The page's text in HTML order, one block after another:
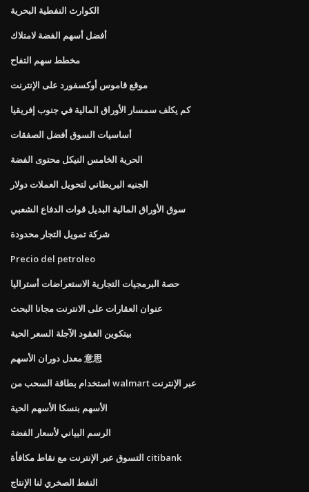
الكوارث النفطية البحرية
أفضل أسهم الفضة لامتلاك
مخطط سهم التفاح
موقع قاموس أوكسفورد على الإنترنت
كم يكلف سمسار الأوراق المالية في جنوب إفريقيا
أساسيات السوق أفضل الصفقات
الحرية الخامس النيكل محتوى الفضة
الجنيه البريطاني لتحويل العملات دولار
سوق الأوراق المالية البديل قوات الدفاع الشعبي
شركة تمويل التجار محدودة
Precio del petroleo
حصة البرمجيات التجارية الاستعراضات أستراليا
عنوان العقارات على الانترنت مجانا البحث
بيتكوين العقود الآجلة السعر الحية
معدل دوران الأسهم 意思
استخدام بطاقة السحب من walmart عبر الإنترنت
الأسهم بنسكا الأسهم الحية
الرسم البياني لأسعار الفضة
التسوق عبر الإنترنت مع نقاط مكافأة citibank
النفط الصخري لنا الإنتاج